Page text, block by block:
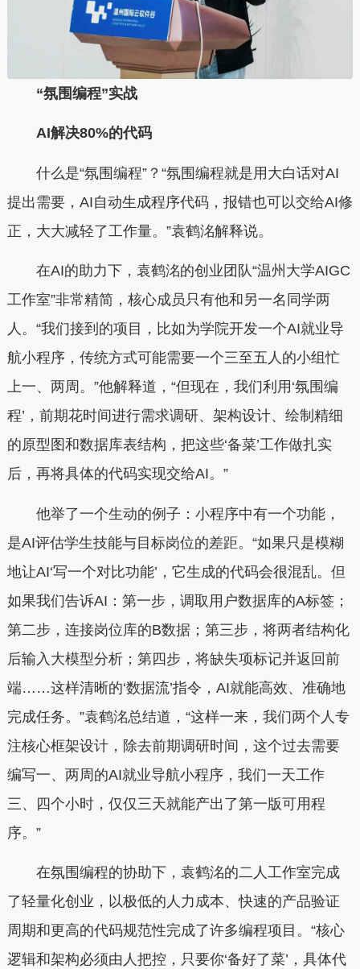
“氛围编程”实战
AI解决80%的代码
什么是“氛围编程”？“氛围编程就是用大白话对AI
提出需要，AI自动生成程序代码，报错也可以交给AI修
正，大大减轻了工作量。”袁鹤洺解释说。
在AI的助力下，袁鹤洺的创业团队“温州大学AIGC
工作室”非常精简，核心成员只有他和另一名同学两
人。“我们接到的项目，比如为学院开发一个AI就业导
航小程序，传统方式可能需要一个三至五人的小组忙
上一、两周。”他解释道，“但现在，我们利用‘氛围编
程’，前期花时间进行需求调研、架构设计、绘制精细
的原型图和数据库表结构，把这些‘备菜’工作做扎实
后，再将具体的代码实现交给AI。”
他举了一个生动的例子：小程序中有一个功能，
是AI评估学生技能与目标岗位的差距。“如果只是模糊
地让AI‘写一个对比功能’，它生成的代码会很混乱。但
如果我们告诉AI：第一步，调取用户数据库的A标签；
第二步，连接岗位库的B数据；第三步，将两者结构化
后输入大模型分析；第四步，将缺失项标记并返回前
端……这样清晰的‘数据流’指令，AI就能高效、准确地
完成任务。”袁鹤洺总结道，“这样一来，我们两个人专
注核心框架设计，除去前期调研时间，这个过去需要
编写一、两周的AI就业导航小程序，我们一天工作
三、四个小时，仅仅三天就能产出了第一版可用程
序。”
在氛围编程的协助下，袁鹤洺的二人工作室完成
了轻量化创业，以极低的人力成本、快速的产品验证
周期和更高的代码规范性完成了许多编程项目。“核心
逻辑和架构必须由人把控，只要你‘备好了菜’，具体代